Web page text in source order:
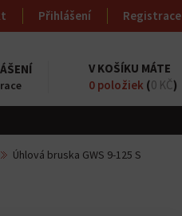
Přihlášení Registrace
V KOŠÍKU MÁTE
0 položiek (0 KČ)
Úhlová bruska GWS 9-125 S